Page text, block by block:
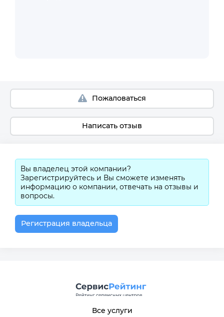
Пожаловаться
Написать отзыв
Вы владелец этой компании?
Зарегистрируйтесь и Вы сможете изменять
информацию о компании, отвечать на отзывы и
вопросы.
Регистрация владельца
Все услуги